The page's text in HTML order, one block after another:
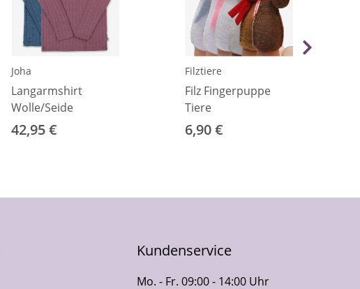
Joha
Langarmshirt
Wolle/Seide
42,95 €
Filztiere
Filz Fingerpuppe
Tiere
6,90 €
Kundenservice
Mo. - Fr. 09:00 - 14:00 Uhr